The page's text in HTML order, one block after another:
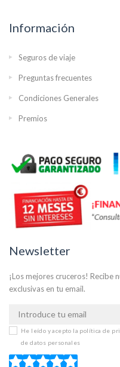
Información
Seguros de viaje
Preguntas frecuentes
Condiciones Generales
Premios
Newsletter
¡Los mejores cruceros! Recibe
exclusivas en tu email.
He leído y acepto la política de
de datos personales